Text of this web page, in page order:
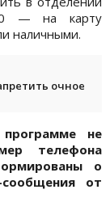
— на карту
наличными.
очное
не
телефона
о
от